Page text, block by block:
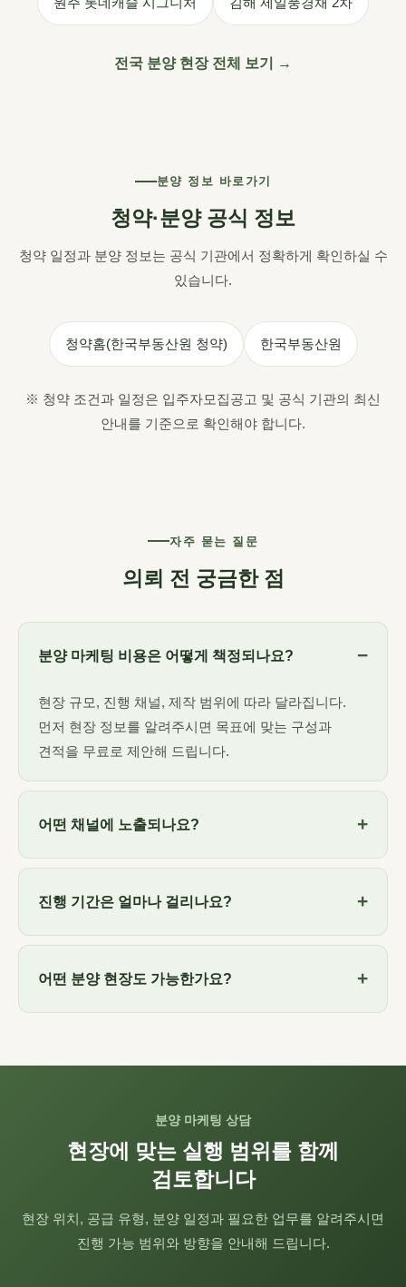
전국 분양 현장 전체 보기 →
분양 정보 바로가기
청약·분양 공식 정보
청약 일정과 분양 정보는 공식 기관에서 정확하게 확인하실 수
있습니다.
청약홈(한국부동산원 청약) 한국부동산원
※ 청약 조건과 일정은 입주자모집공고 및 공식 기관의 최신
안내를 기준으로 확인해야 합니다.
자주 묻는 질문
의뢰 전 궁금한 점
분양 마케팅 비용은 어떻게 책정되나요?
현장 규모, 진행 채널, 제작 범위에 따라 달라집니다.
먼저 현장 정보를 알려주시면 목표에 맞는 구성과
견적을 무료로 제안해 드립니다.
어떤 채널에 노출되나요?
진행 기간은 얼마나 걸리나요?
어떤 분양 현장도 가능한가요?
분양 마케팅 상담
현장에 맞는 실행 범위를 함께
검토합니다
현장 위치, 공급 유형, 분양 일정과 필요한 업무를 알려주시면
진행 가능 범위와 방향을 안내해 드립니다.